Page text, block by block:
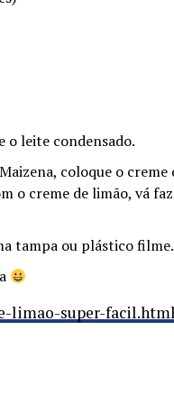
o leite condensado.
coloque o
o creme de limão, vá
tampa ou plástico filme.
limao-super-facil.html